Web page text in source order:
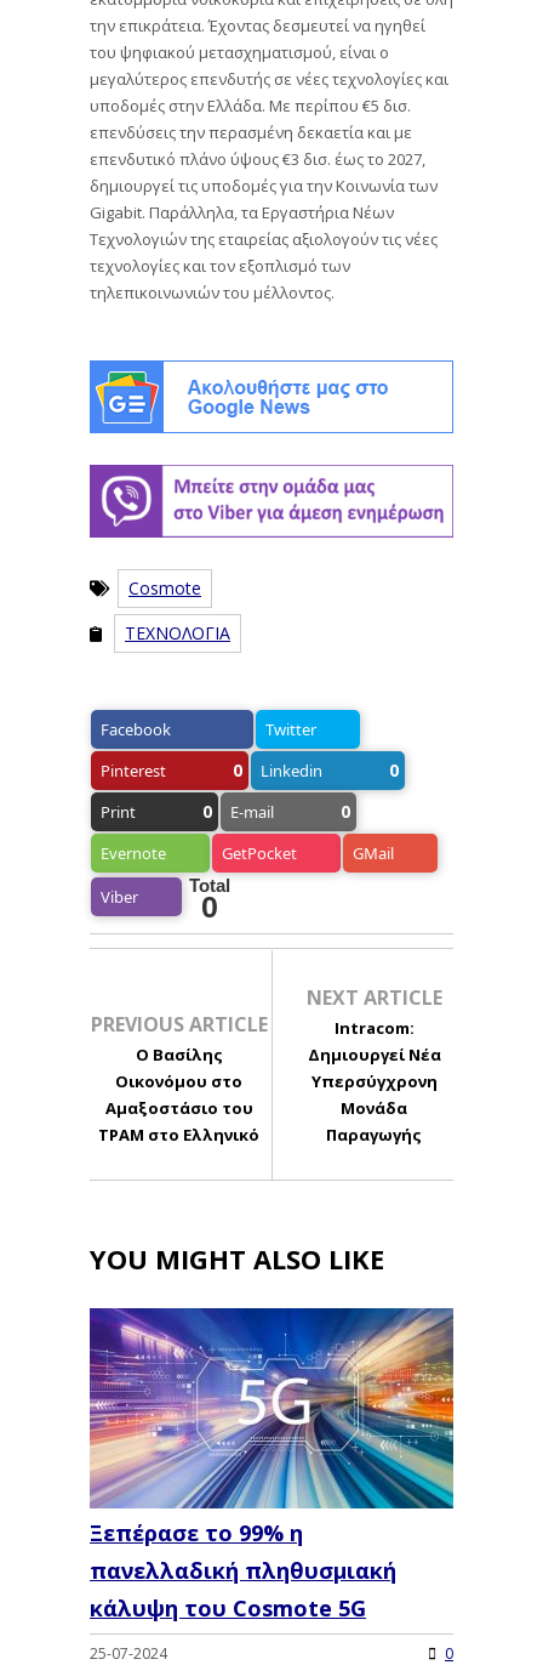
την επικράτεια. Έχοντας δεσμευτεί να ηγηθεί
του ψηφιακού μετασχηματισμού, είναι ο
μεγαλύτερος επενδυτής σε νέες τεχνολογίες και
υποδομές στην Ελλάδα. Με περίπου €5 δισ.
επενδύσεις την περασμένη δεκαετία και με
επενδυτικό πλάνο ύψους €3 δισ. έως το 2027,
δημιουργεί τις υποδομές για την Κοινωνία των
Gigabit. Παράλληλα, τα Εργαστήρια Νέων
Τεχνολογιών της εταιρείας αξιολογούν τις νέες
τεχνολογίες και τον εξοπλισμό των
τηλεπικοινωνιών του μέλλοντος.
Cosmote
ΤΕΧΝΟΛΟΓΙΑ
Facebook
Twitter
Pinterest
0 Linkedin 0
Print 0 E-mail 0
Evernote GetPocket GMail
Viber
Total
0
PREVIOUS ARTICLE
Ο Βασίλης
Οικονόμου στο
Αμαξοστάσιο του
ΤΡΑΜ στο Ελληνικό
NEXT ARTICLE
Intracom:
Δημιουργεί Νέα
Υπερσύγχρονη
Μονάδα
Παραγωγής
YOU MIGHT ALSO LIKE
Ξεπέρασε το 99% η
πανελλαδική πληθυσμιακή
κάλυψη του Cosmote 5G
25-07-2024 0